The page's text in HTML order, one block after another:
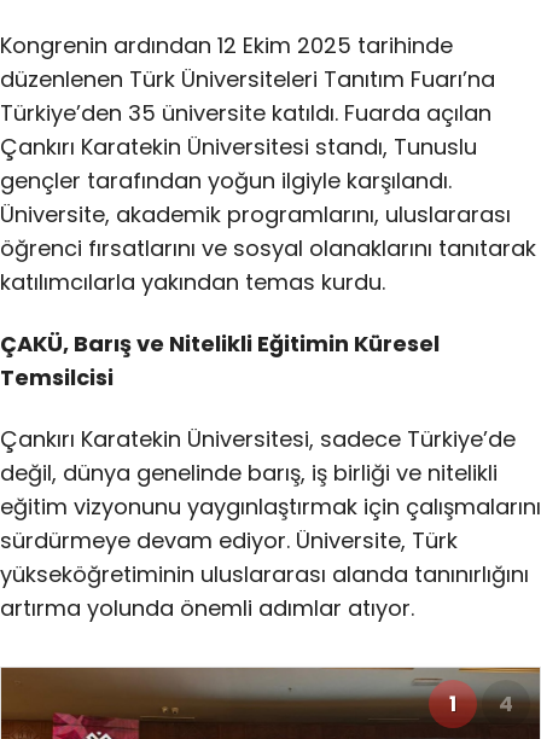
Kongrenin ardından 12 Ekim 2025 tarihinde
düzenlenen Türk Üniversiteleri Tanıtım Fuarı’na
Türkiye’den 35 üniversite katıldı. Fuarda açılan
Çankırı Karatekin Üniversitesi standı, Tunuslu
gençler tarafından yoğun ilgiyle karşılandı.
Üniversite, akademik programlarını, uluslararası
öğrenci fırsatlarını ve sosyal olanaklarını tanıtarak
katılımcılarla yakından temas kurdu.
ÇAKÜ, Barış ve Nitelikli Eğitimin Küresel
Temsilcisi
Çankırı Karatekin Üniversitesi, sadece Türkiye’de
değil, dünya genelinde barış, iş birliği ve nitelikli
eğitim vizyonunu yaygınlaştırmak için çalışmalarını
sürdürmeye devam ediyor. Üniversite, Türk
yükseköğretiminin uluslararası alanda tanınırlığını
artırma yolunda önemli adımlar atıyor.
1 4